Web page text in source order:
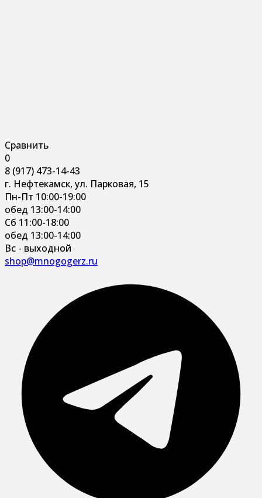
Сравнить
0
8 (917) 473-14-43
г. Нефтекамск, ул. Парковая, 15
Пн-Пт 10:00-19:00
обед 13:00-14:00
Сб 11:00-18:00
обед 13:00-14:00
Вс - выходной
shop@mnogogerz.ru